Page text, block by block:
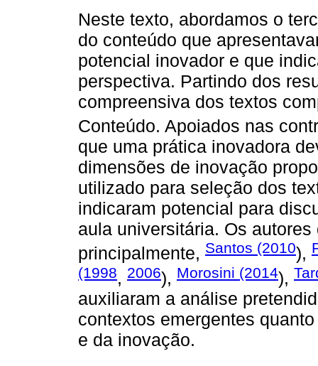
Neste texto, abordamos o
do conteúdo que
potencial inovador e que
perspectiva. Partindo dos
compreensiva dos textos
Conteúdo. Apoiados nas
que uma prática inovadora
dimensões de inovação
utilizado para seleção dos
indicaram potencial para
aula universitária. Os
principalmente, Santos (2010),
(1998, 2006), Morosini (2014),
auxiliaram a análise
contextos emergentes
e da inovação.